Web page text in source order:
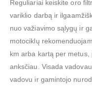
Reguliariai keiskite oro
variklio darbą ir
nuo važiavimo sąlygų ir
motociklų
km arba kartą per
anksčiau. Visada
vadovu ir gamintojo